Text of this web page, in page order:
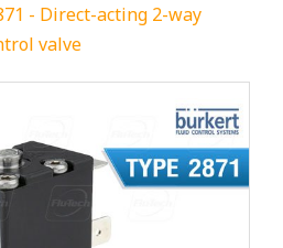
- Direct-acting 2-way
valve